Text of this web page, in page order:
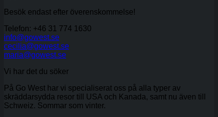
Besök endast efter överenskommelse!
Telefon: +46 31 774 1630
info@gowest.se
cecilia@gowest.se
maria@gowest.se
Vi har det du söker
På Go West har vi specialiserat oss på alla typer av
skräddarsydda resor till USA och Kanada, samt nu även till
Schweiz. Sommar som vinter.